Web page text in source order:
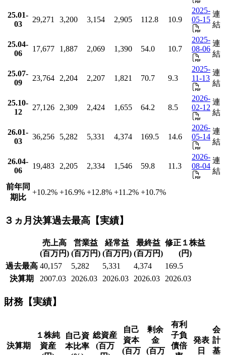
25.01-
03
29,271 3,200 3,154 2,905 112.8 10.9
2025-
05-15
連
結
25.04-
06
17,677 1,887 2,069 1,390 54.0 10.7
2025-
08-06
連
結
25.07-
09
23,764 2,204 2,207 1,821 70.7 9.3
2025-
11-13
連
結
25.10-
12
27,126 2,309 2,424 1,655 64.2 8.5
2026-
02-12
連
結
26.01-
03
36,256 5,282 5,331 4,374 169.5 14.6
2026-
05-14
連
結
26.04-
06
19,483 2,205 2,334 1,546 59.8 11.3
2026-
08-04
連
結
前年同
期比
+10.2% +16.9% +12.8% +11.2% +10.7%
３ヵ月決算過去最高【実績】
売上高
(百万円)
営業益
(百万円)
経常益
(百万円)
最終益
(百万円)
修正１株益
(円)
過去最高 40,157 5,282 5,331 4,374
169.5
決算期
2007.03 2026.03 2026.03 2026.03 2026.03
財務【実績】
決算期
１株純
資産
自己資
本比率
総資産
(百万
自己
資本
(百万
剰余
金
(百万
有利
子負
債倍
発表
日
会
計
基